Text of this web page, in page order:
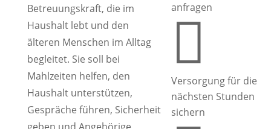
Betreuungskraft, die im
Haushalt lebt und den
älteren Menschen im Alltag
begleitet. Sie soll bei
Mahlzeiten helfen, den
Haushalt unterstützen,
Gespräche führen, Sicherheit
anfragen

Versorgung für die
nächsten Stunden
sichern